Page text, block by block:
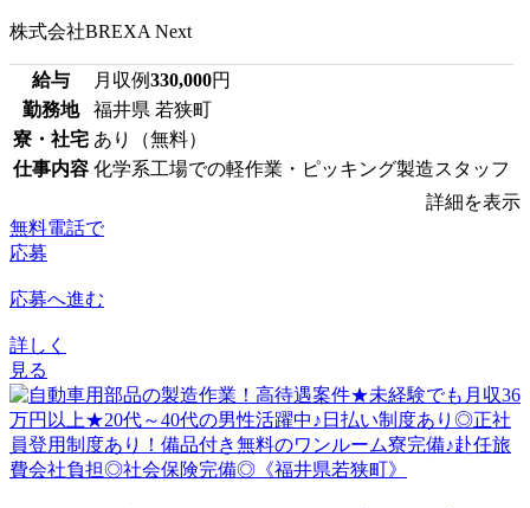
株式会社BREXA Next
給与 月収例330,000円
勤務地
福井県 若狭町
寮・社宅 あり（無料）
仕事内容 化学系工場での軽作業・ピッキング製造スタッフ
詳細を表示
無料電話で
応募
応募へ進む
詳しく
見る